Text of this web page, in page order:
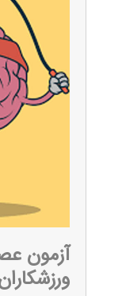
آزمون